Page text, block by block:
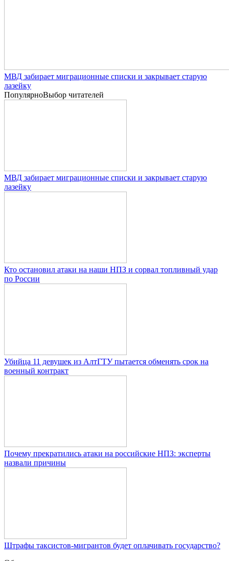
МВД забирает миграционные списки и закрывает старую
лазейку
ПопулярноВыбор читателей
МВД забирает миграционные списки и закрывает старую
лазейку
Кто остановил атаки на наши НПЗ и сорвал топливный удар
по России
Убийца 11 девушек из АлтГТУ пытается обменять срок на
военный контракт
Почему прекратились атаки на российские НПЗ: эксперты
назвали причины
Штрафы таксистов-мигрантов будет оплачивать государство?